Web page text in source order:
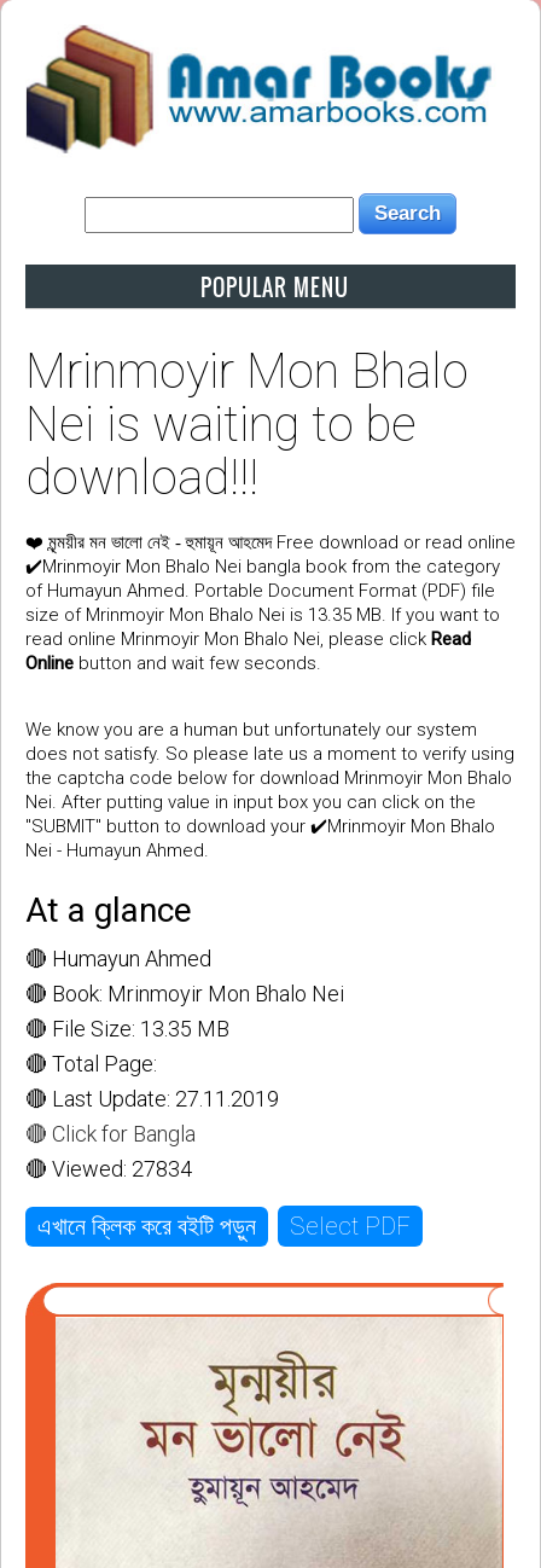
POPULAR MENU
Mrinmoyir Mon Bhalo
Nei is waiting to be
download!!!
❤️মৃন্ময়ীর মন ভালো নেই - হুমায়ূন আহমেদFree download or read online
✔️Mrinmoyir Mon Bhalo Nei bangla book from the category
of Humayun Ahmed. Portable Document Format (PDF) file
size of Mrinmoyir Mon Bhalo Nei is 13.35 MB. If you want to
read online Mrinmoyir Mon Bhalo Nei, please click Read
Online button and wait few seconds.
We know you are a human but unfortunately our system
does not satisfy. So please late us a moment to verify using
the captcha code below for download Mrinmoyir Mon Bhalo
Nei. After putting value in input box you can click on the
"SUBMIT" button to download your ✔️Mrinmoyir Mon Bhalo
Nei - Humayun Ahmed.
At a glance
🔴 Humayun Ahmed
🔴 Book: Mrinmoyir Mon Bhalo Nei
🔴 File Size: 13.35 MB
🔴 Total Page:
🔴 Last Update: 27.11.2019
🔴 Click for Bangla
🔴 Viewed: 27834
এখানে ক্লিক করে বইটি পড়ুন Select PDF